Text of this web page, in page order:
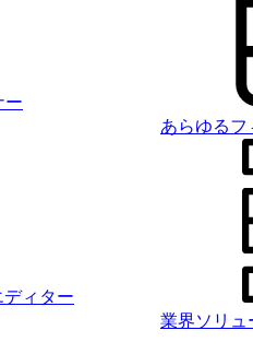
ー
あらゆる
ィター
業界ソリュ